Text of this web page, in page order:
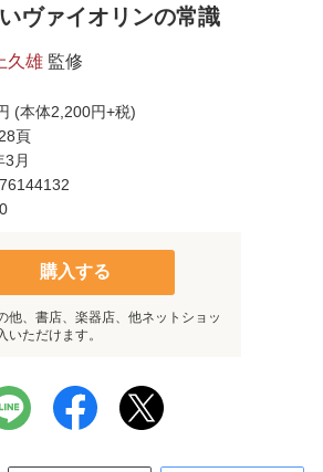
ヴァイオリンの常識
久雄 監修
(本体2,200円+税)
頁
3月
購入する
他、書店、楽器店、他ネットショッ
いただけます。